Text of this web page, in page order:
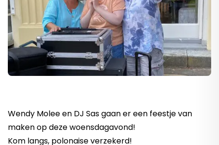
Wendy Molee en DJ Sas gaan er een feestje van
maken op deze woensdagavond!
Kom langs, polonaise verzekerd!